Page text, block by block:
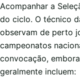
Acompanhar a
do ciclo. O técnico
observam de perto
campeonatos
convocação,
geralmente incluem: